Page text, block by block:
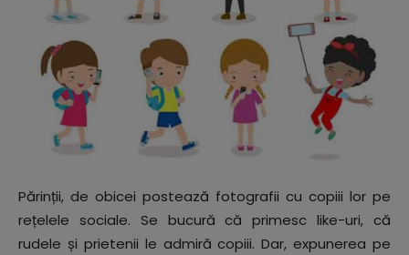
Părinții, de obicei postează fotografii cu copiii lor pe
rețelele sociale. Se bucură că primesc like-uri, că
rudele și prietenii le admiră copiii. Dar, expunerea pe